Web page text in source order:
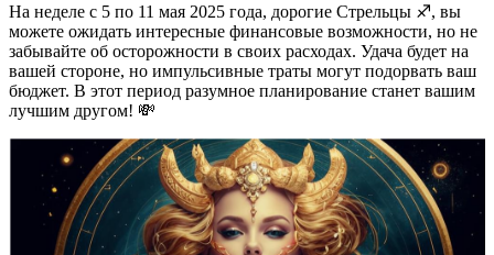
На неделе с 5 по 11 мая 2025 года, дорогие Стрельцы ♐️, вы
можете ожидать интересные финансовые возможности, но не
забывайте об осторожности в своих расходах. Удача будет на
вашей стороне, но импульсивные траты могут подорвать ваш
бюджет. В этот период разумное планирование станет вашим
лучшим другом! 💸